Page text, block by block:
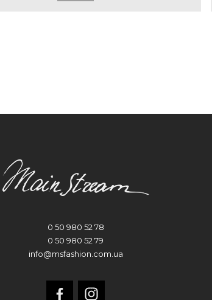
0 50 980 52 78
0 50 980 52 79
info@msfashion.com.ua